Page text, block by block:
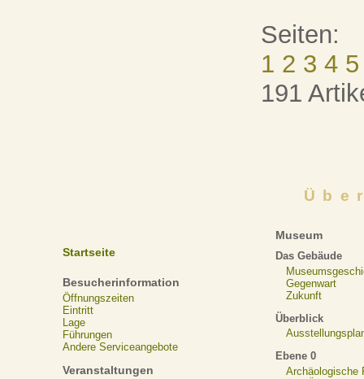
Seiten:
1 2 3 4 5
191
Startseite
Besucherinformation
Öffnungszeiten
Eintritt
Lage
Führungen
Andere Serviceangebote
Veranstaltungen
Museum
Das Gebäude
Gegenwart
Zukunft
Überblick
Ebene 0
Archäologische